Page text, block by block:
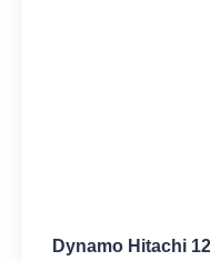
Dynamo Hitachi